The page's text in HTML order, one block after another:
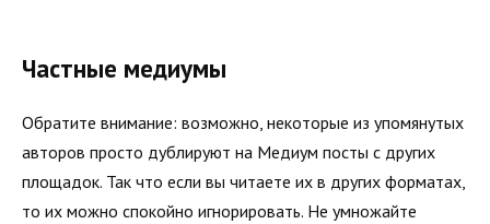
Частные медиумы
Обратите внимание: возможно, некоторые из упомянутых
авторов просто дублируют на Медиум посты с других
площадок. Так что если вы читаете их в других форматах,
то их можно спокойно игнорировать. Не умножайте